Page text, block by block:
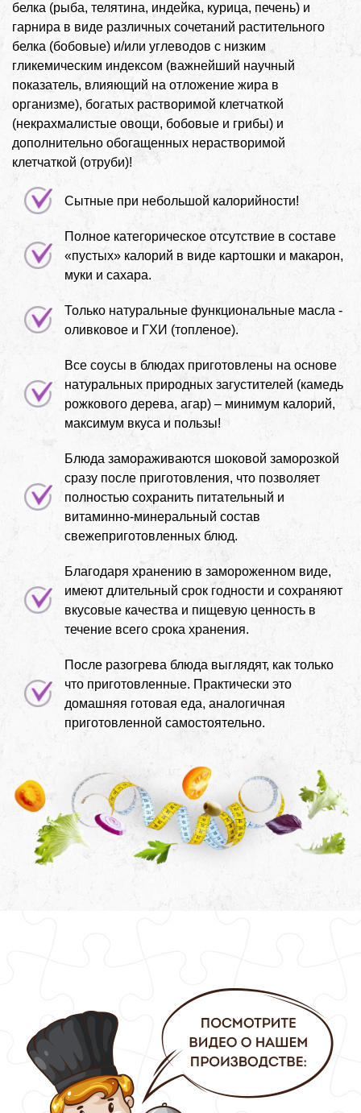
белка (рыба, телятина, индейка, курица, печень) и
гарнира в виде различных сочетаний растительного
белка (бобовые) и/или углеводов с низким
гликемическим индексом (важнейший научный
показатель, влияющий на отложение жира в
организме), богатых растворимой клетчаткой
(некрахмалистые овощи, бобовые и грибы) и
дополнительно обогащенных нерастворимой
клетчаткой (отруби)!
Сытные при небольшой калорийности!
Полное категорическое отсутствие в составе
«пустых» калорий в виде картошки и макарон,
муки и сахара.
Только натуральные функциональные масла -
оливковое и ГХИ (топленое).
Все соусы в блюдах приготовлены на основе
натуральных природных загустителей (камедь
рожкового дерева, агар) – минимум калорий,
максимум вкуса и пользы!
Блюда замораживаются шоковой заморозкой
сразу после приготовления, что позволяет
полностью сохранить питательный и
витаминно-минеральный состав
свежеприготовленных блюд.
Благодаря хранению в замороженном виде,
имеют длительный срок годности и сохраняют
вкусовые качества и пищевую ценность в
течение всего срока хранения.
После разогрева блюда выглядят, как только
что приготовленные. Практически это
домашняя готовая еда, аналогичная
приготовленной самостоятельно.